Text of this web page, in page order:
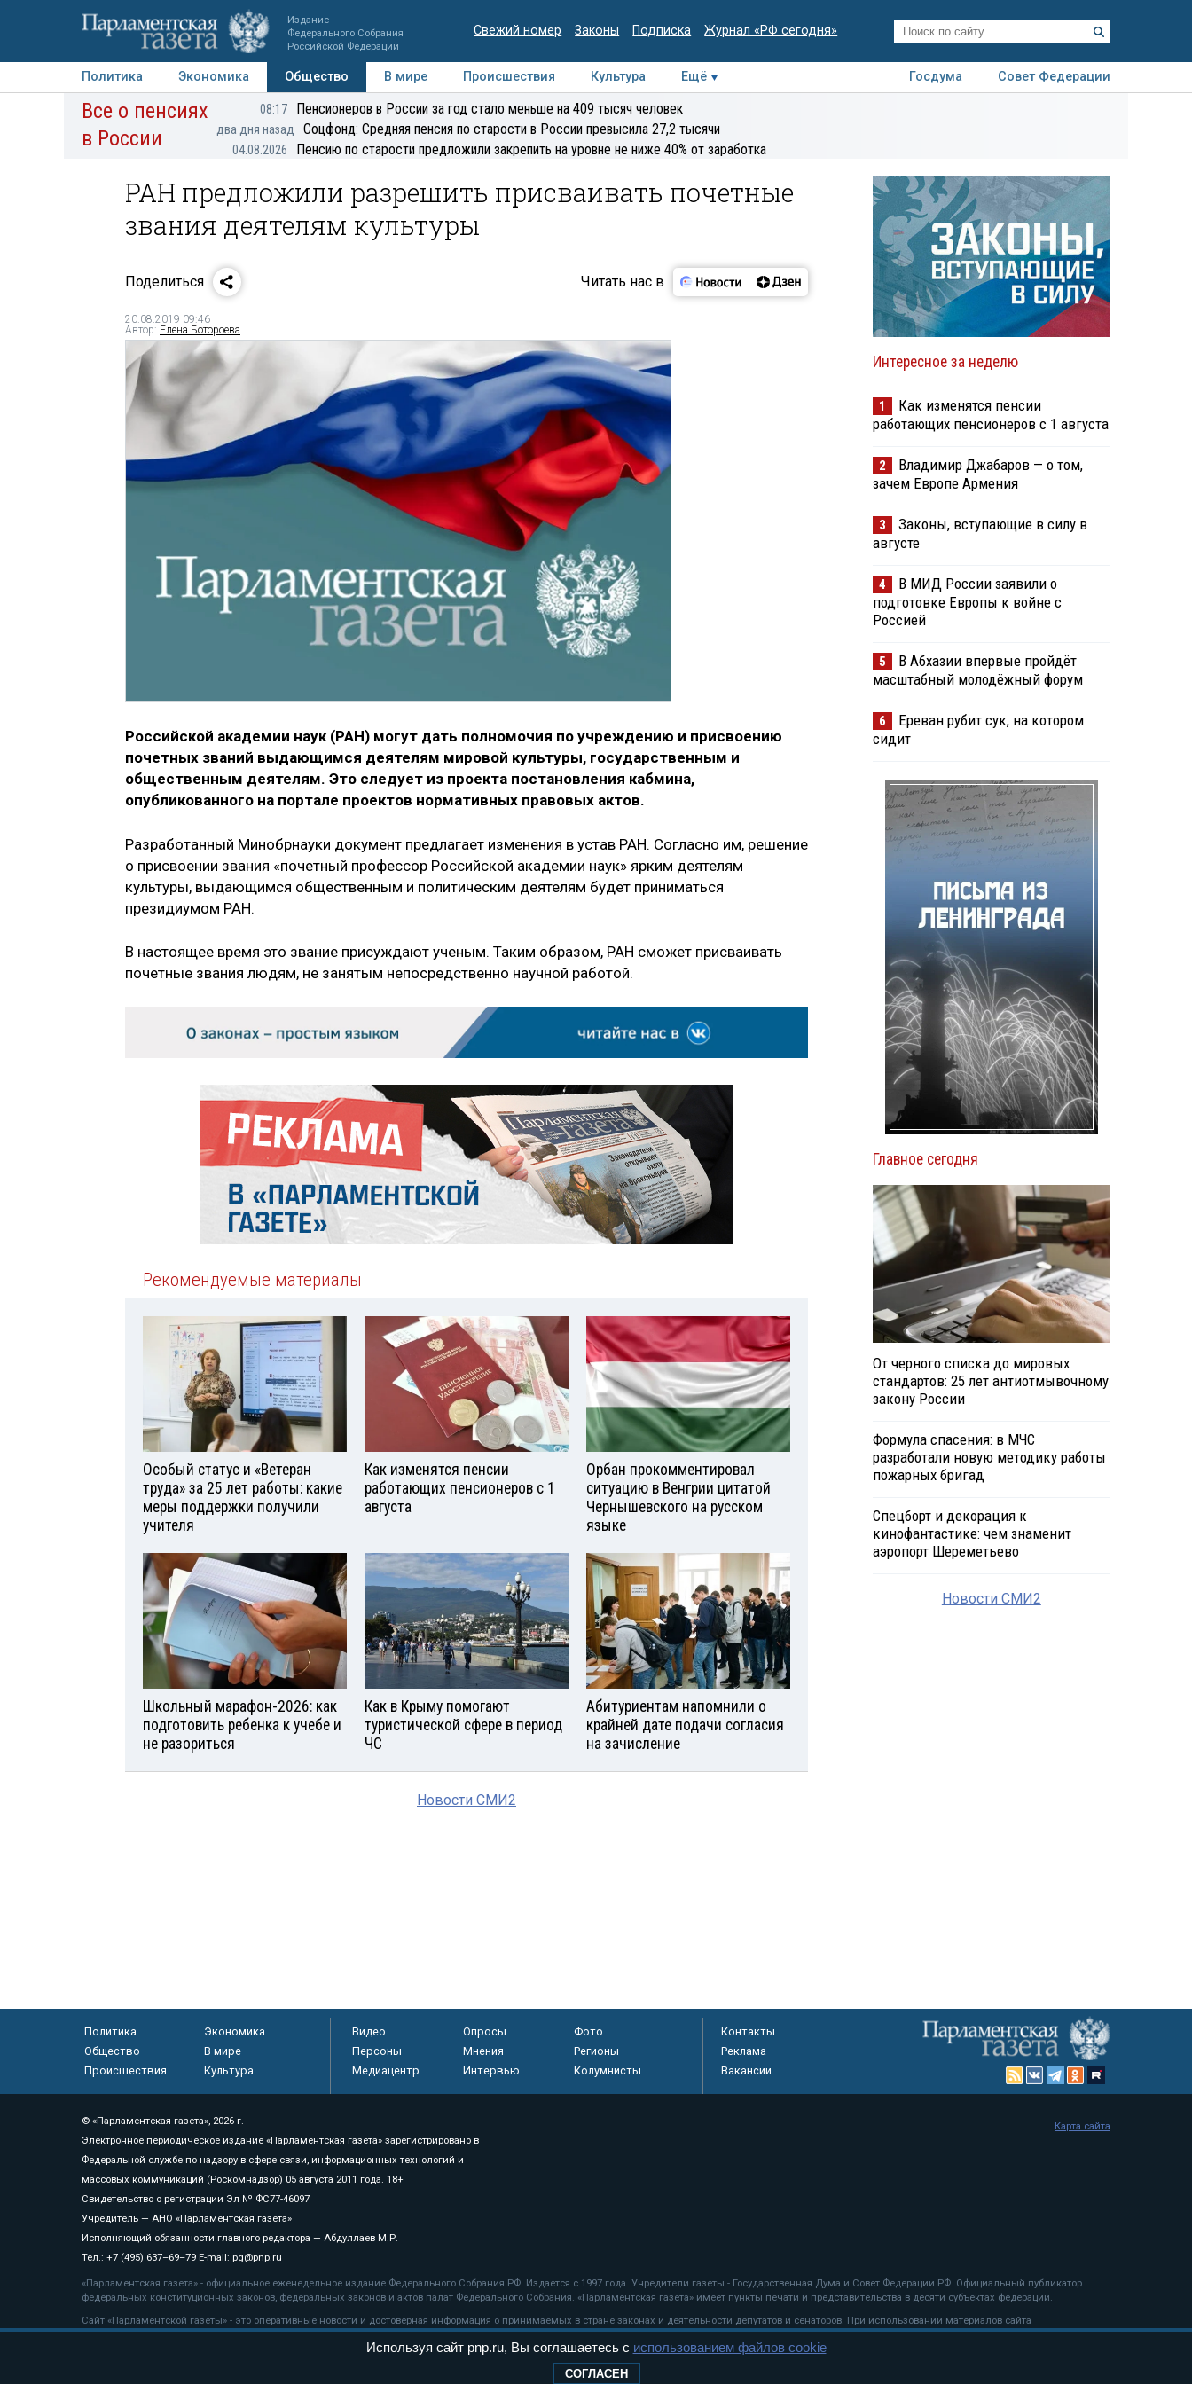
Издание
Федерального Собрания
Российской Федерации
Свежий номер Законы Подписка Журнал «РФ сегодня»
Политика Экономика Общество В мире Происшествия Культура Ещё Госдума
Совет Федерации
Авторы Персоны Мнения Регионы Медиацентр Интервью Колумнисты
Все о пенсиях
в России
08:17 Пенсионеров в России за год стало меньше на 409 тысяч человек
два дня назад Соцфонд: Средняя пенсия по старости в России превысила 27,2 тысячи
04.08.2026 Пенсию по старости предложили закрепить на уровне не ниже 40% от заработка
РАН предложили разрешить присваивать почетные
звания деятелям культуры
Поделиться Читать нас в
20.08.2019 09:46
Автор: Елена Ботороева
Российской академии наук (РАН) могут дать полномочия по учреждению и присвоению
почетных званий выдающимся деятелям мировой культуры, государственным и
общественным деятелям. Это следует из проекта постановления кабмина,
опубликованного на портале проектов нормативных правовых актов.
Разработанный Минобрнауки документ предлагает изменения в устав РАН. Согласно им, решение
о присвоении звания «почетный профессор Российской академии наук» ярким деятелям
культуры, выдающимся общественным и политическим деятелям будет приниматься
президиумом РАН.
В настоящее время это звание присуждают ученым. Таким образом, РАН сможет присваивать
почетные звания людям, не занятым непосредственно научной работой.
Рекомендуемые материалы
Особый статус и «Ветеран
труда» за 25 лет работы: какие
меры поддержки получили
учителя
Как изменятся пенсии
работающих пенсионеров с 1
августа
Орбан прокомментировал
ситуацию в Венгрии цитатой
Чернышевского на русском
языке
Школьный марафон-2026: как
подготовить ребенка к учебе и
не разориться
Как в Крыму помогают
туристической сфере в период
ЧС
Абитуриентам напомнили о
крайней дате подачи согласия
на зачисление
Новости СМИ2
Интересное за неделю
1
Как изменятся пенсии
работающих пенсионеров с 1 августа
2
Владимир Джабаров — о том,
зачем Европе Армения
3
Законы, вступающие в силу в
августе
4
В МИД России заявили о
подготовке Европы к войне с
Россией
5
В Абхазии впервые пройдёт
масштабный молодёжный форум
6
Ереван рубит сук, на котором
сидит
Главное сегодня
От черного списка до мировых
стандартов: 25 лет антиотмывочному
закону России
Формула спасения: в МЧС
разработали новую методику работы
пожарных бригад
Спецборт и декорация к
кинофантастике: чем знаменит
аэропорт Шереметьево
Новости СМИ2
Политика
Экономика
Общество
В мире
Происшествия
Культура
Видео Опросы
Фото
Персоны
Мнения
Регионы
Медиацентр
Интервью Колумнисты
Контакты
Реклама
Вакансии
© «Парламентская газета», 2026 г.
Электронное периодическое издание «Парламентская газета» зарегистрировано в
Федеральной службе по надзору в сфере связи, информационных технологий и
массовых коммуникаций (Роскомнадзор) 05 августа 2011 года. 18+
Свидетельство о регистрации Эл № ФС77-46097
Учредитель — АНО «Парламентская газета»
Исполняющий обязанности главного редактора — Абдуллаев М.Р.
Тел.: +7 (495) 637–69–79 E-mail: pg@pnp.ru
«Парламентская газета» - официальное еженедельное издание Федерального Собрания РФ. Издается с 1997 года. Учредители газеты - Государственная Дума и Совет Федерации РФ. Официальный публикатор
федеральных конституционных законов, федеральных законов и актов палат Федерального Собрания. «Парламентская газета» имеет пункты печати и представительства в десяти субъектах федерации.
Сайт «Парламентской газеты» - это оперативные новости и достоверная информация о принимаемых в стране законах и деятельности депутатов и сенаторов. При использовании материалов сайта
«Парламентской газеты» активная ссылка на pnp.ru обязательна.
рекомендательные технологии
Карта сайта
Используя сайт pnp.ru, Вы соглашаетесь с использованием файлов cookie
СОГЛАСЕН